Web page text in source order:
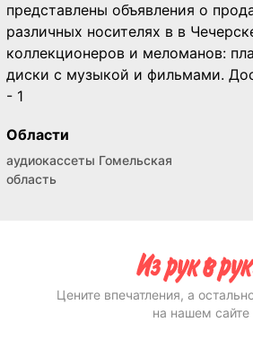
представлены объявления о
различных носителях в в
коллекционеров и меломанов:
диски с музыкой и фильмами.
- 1
Области
аудиокассеты Гомельская
область
Цените впечатления, а
на нашем сайте